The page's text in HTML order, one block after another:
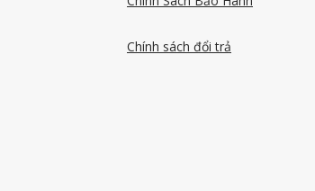
Chính sách đổi trả